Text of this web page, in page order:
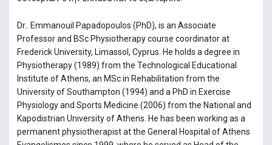
Dr.. Emmanouil Papadopoulos (PhD), is an Associate
Professor and BSc Physiotherapy course coordinator at
Frederick University, Limassol, Cyprus. He holds a degree in
Physiotherapy (1989) from the Technological Educational
Institute of Athens, an MSc in Rehabilitation from the
University of Southampton (1994) and a PhD in Exercise
Physiology and Sports Medicine (2006) from the National and
Kapodistrian University of Athens. He has been working as a
permanent physiotherapist at the General Hospital of Athens